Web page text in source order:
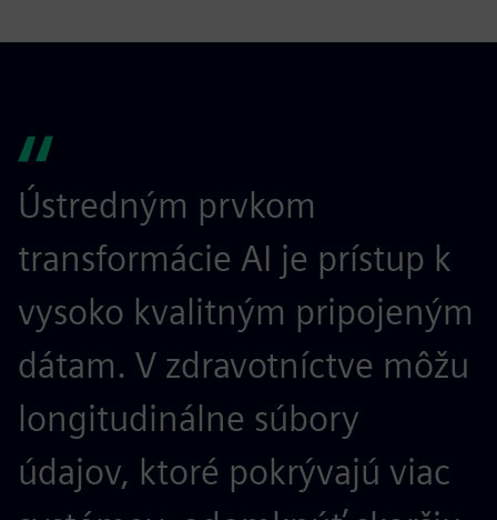
Ústredným prvkom
transformácie AI je prístup k
vysoko kvalitným pripojeným
dátam. V zdravotníctve môžu
longitudinálne súbory
údajov, ktoré pokrývajú viac